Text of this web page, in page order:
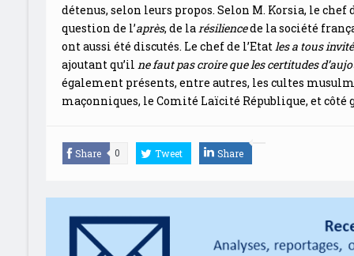
détenus, selon leurs propos. Selon M. Korsia, le chef
question de l’après, de larésiliencede la société
ont aussi été discutés. Le chef de l’Etatles a tous
ajoutant qu’ilne faut pas croire que les certitudes
également présents, entre autres, les cultes
maçonniques, le Comité Laïcité République, et
Share 0 Tweet Share